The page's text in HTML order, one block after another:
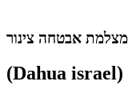
(Dahua israel)